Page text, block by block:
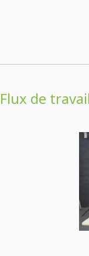
Flux de